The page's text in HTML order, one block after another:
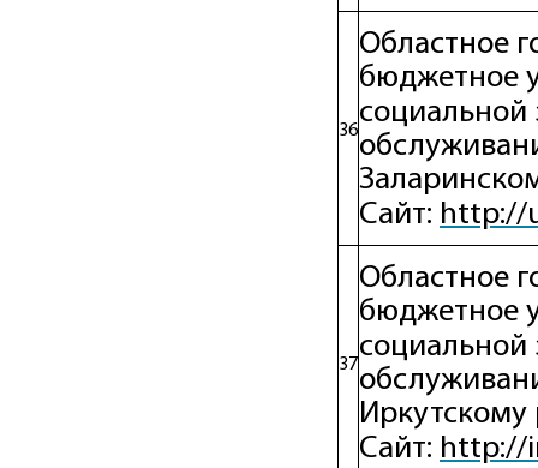
36
Областное
бюджетное
социальной
Сайт: http://
37
Областное
бюджетное
социальной
Сайт: http://